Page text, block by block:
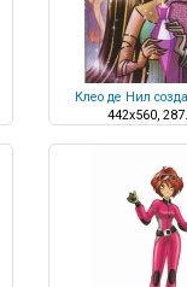
Клео де Нил
442x560,